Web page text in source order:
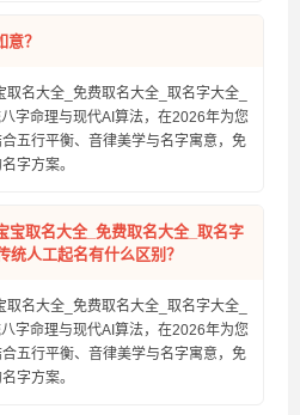
？
名大全_免费取名大全_取名字大全_
字命理与现代AI算法，在2026年为您
五行平衡、音律美学与名字寓意，免
字方案。
宝取名大全_免费取名大全_取名字
统人工起名有什么区别？
名大全_免费取名大全_取名字大全_
字命理与现代AI算法，在2026年为您
五行平衡、音律美学与名字寓意，免
字方案。